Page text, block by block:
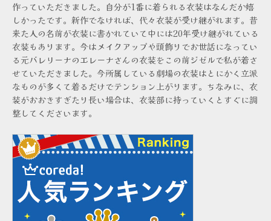
作っていただきました。自分が1番に着られる衣装はなんだか嬉
しかったです。新作でなければ、代々衣装が受け継がれます。昔
来た人の名前が衣装に書かれていて中には20年受け継がれている
衣装もあります。今はメイクアップや頭飾りでお世話になってい
る元バレリーナのエレーナさんの衣装をこの前ジゼルで私が着さ
せていただきました。今所属している劇場の衣装はとにかく立派
なものが多くて着るだけでテンション上がります。ちなみに、衣
装がおおきすぎたり長い場合は、衣装部に持っていくとすぐに調
整してくださいます。